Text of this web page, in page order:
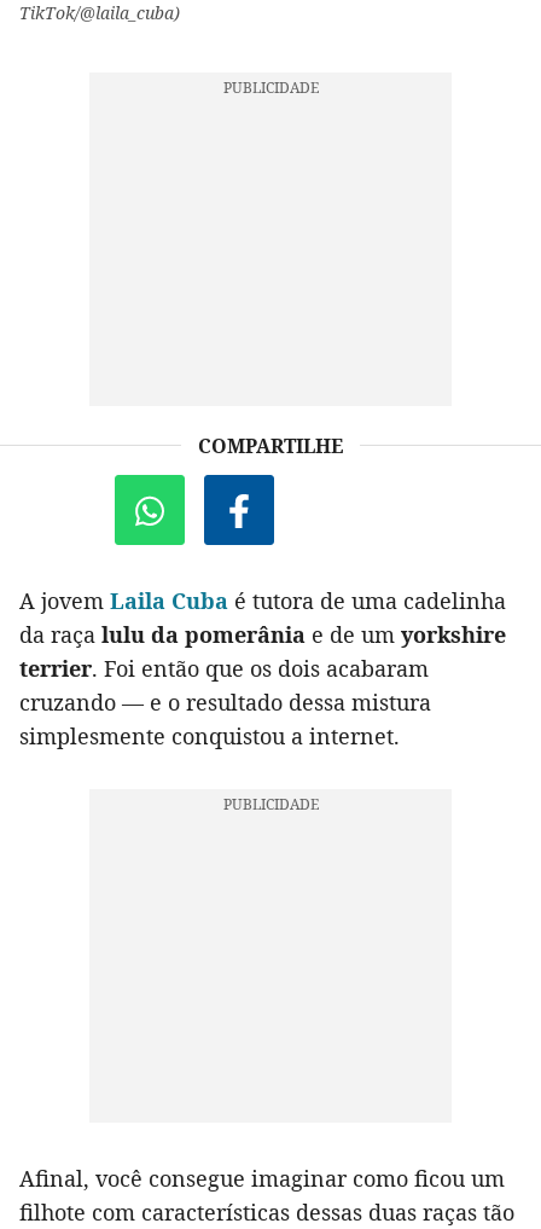
TikTok/@laila_cuba)
COMPARTILHE
A jovem Laila Cuba é tutora de uma cadelinha
da raça lulu da pomerânia e de um yorkshire
terrier. Foi então que os dois acabaram
cruzando — e o resultado dessa mistura
simplesmente conquistou a internet.
Afinal, você consegue imaginar como ficou um
filhote com características dessas duas raças tão